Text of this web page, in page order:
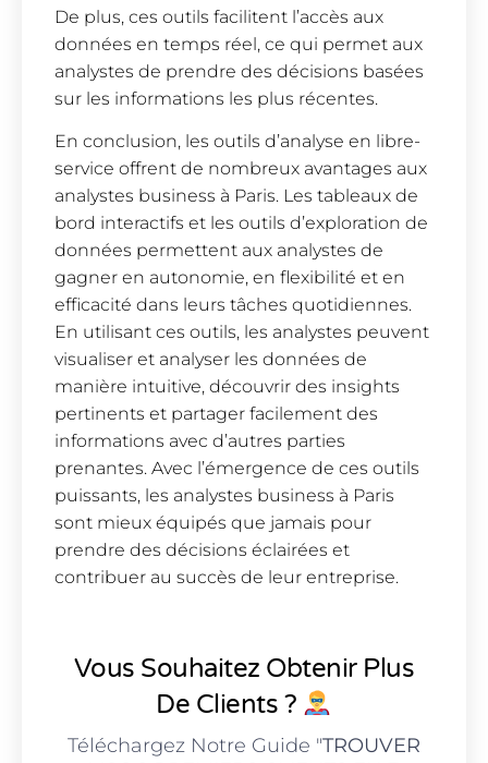
De plus, ces outils facilitent l’accès aux
données en temps réel, ce qui permet aux
analystes de prendre des décisions basées
sur les informations les plus récentes.
En conclusion, les outils d’analyse en libre-
service offrent de nombreux avantages aux
analystes business à Paris. Les tableaux de
bord interactifs et les outils d’exploration de
données permettent aux analystes de
gagner en autonomie, en flexibilité et en
efficacité dans leurs tâches quotidiennes.
En utilisant ces outils, les analystes peuvent
visualiser et analyser les données de
manière intuitive, découvrir des insights
pertinents et partager facilement des
informations avec d’autres parties
prenantes. Avec l’émergence de ces outils
puissants, les analystes business à Paris
sont mieux équipés que jamais pour
prendre des décisions éclairées et
contribuer au succès de leur entreprise.
Vous Souhaitez Obtenir Plus
De Clients ?
Téléchargez Notre Guide "TROUVER